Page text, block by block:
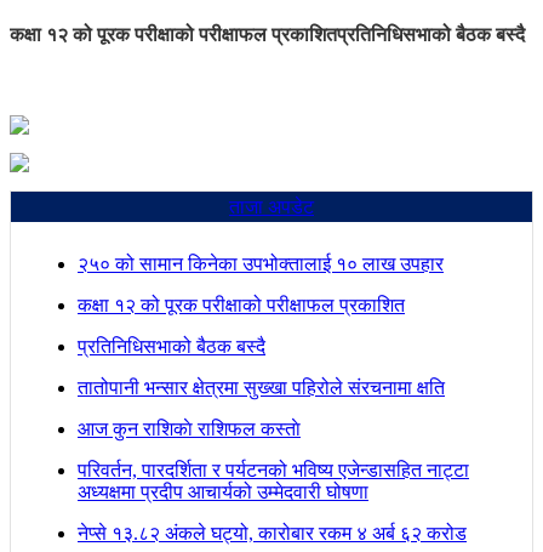
कक्षा १२ को पूरक परीक्षाको परीक्षाफल प्रकाशितप्रतिनिधिसभाको बैठक बस्दै
ताजा अपडेट
२५० को सामान किनेका उपभोक्तालाई १० लाख उपहार
कक्षा १२ को पूरक परीक्षाको परीक्षाफल प्रकाशित
प्रतिनिधिसभाको बैठक बस्दै
तातोपानी भन्सार क्षेत्रमा सुख्खा पहिरोले संरचनामा क्षति
आज कुन राशिकाे राशिफल कस्ताे
परिवर्तन, पारदर्शिता र पर्यटनको भविष्य एजेन्डासहित नाट्टा
अध्यक्षमा प्रदीप आचार्यको उम्मेदवारी घोषणा
नेप्से १३.८२ अंकले घट्यो, कारोबार रकम ४ अर्ब ६२ करोड